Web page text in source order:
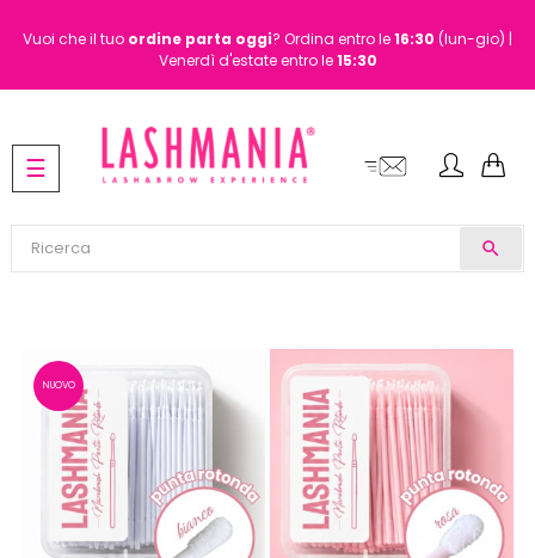
Vuoi che il tuo ordine parta oggi? Ordina entro le16:30 (lun-gio) |
Venerdì d'estate entro le15:30
search
navigazione
Toggle
☰
NUOVO